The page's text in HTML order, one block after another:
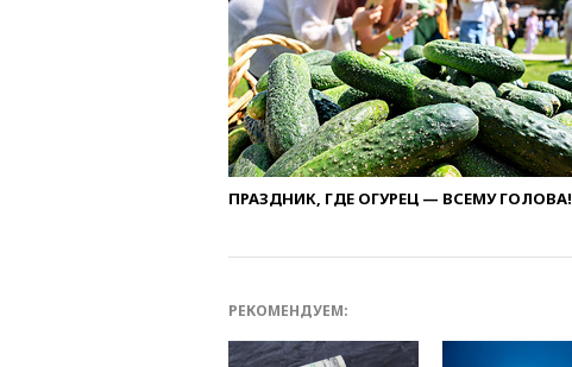
ПРАЗДНИК, ГДЕ ОГУРЕЦ — ВСЕМУ ГОЛОВА!
РЕКОМЕНДУЕМ: